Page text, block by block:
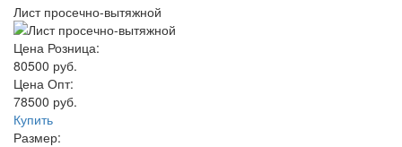
Лист просечно-вытяжной
Цена Розница:
80500 руб.
Цена Опт:
78500 руб.
Купить
Размер: